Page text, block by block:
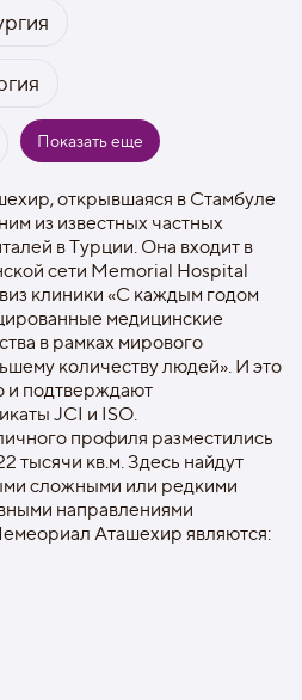
Показать еще
открывшаяся в Стамбуле
из известных частных
в Турции. Она входит в
сети Memorial Hospital
клиники «С каждым годом
медицинские
в рамках мирового
количеству людей». И это
и подтверждают
JCI и ISO.
профиля разместились
тысячи кв.м. Здесь найдут
сложными или редкими
направлениями
Аташехир являются: